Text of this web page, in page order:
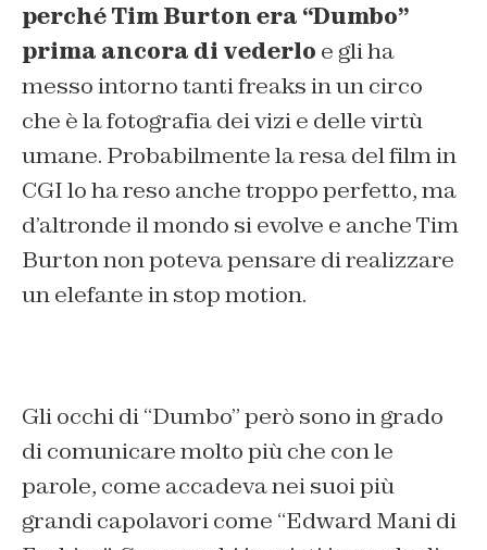
perché Tim Burton era “Dumbo”
prima ancora di vederlo e gli ha
messo intorno tanti freaks in un circo
che è la fotografia dei vizi e delle virtù
umane. Probabilmente la resa del film in
CGI lo ha reso anche troppo perfetto, ma
d’altronde il mondo si evolve e anche Tim
Burton non poteva pensare di realizzare
un elefante in stop motion.
Gli occhi di “Dumbo” però sono in grado
di comunicare molto più che con le
parole, come accadeva nei suoi più
grandi capolavori come “Edward Mani di